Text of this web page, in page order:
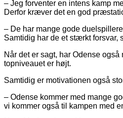
– Jeg forventer en intens kamp
Derfor kræver det en god
– De har mange gode
Samtidig har de et stærkt
Når det er sagt, har Odense
topniveauet er højt.
Samtidig er motivationen også
– Odense kommer med mange
vi kommer også til kampen med